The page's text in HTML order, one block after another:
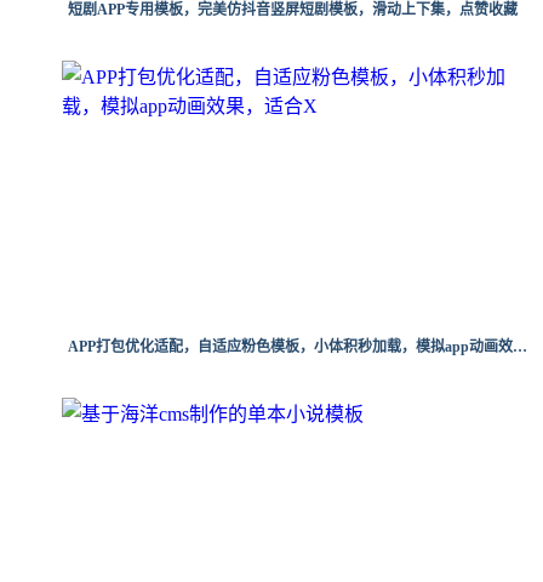
短剧APP专用模板，完美仿抖音竖屏短剧模板，滑动上下集，点赞收藏
APP打包优化适配，自适应粉色模板，小体积秒加载，模拟app动画效果，适合X